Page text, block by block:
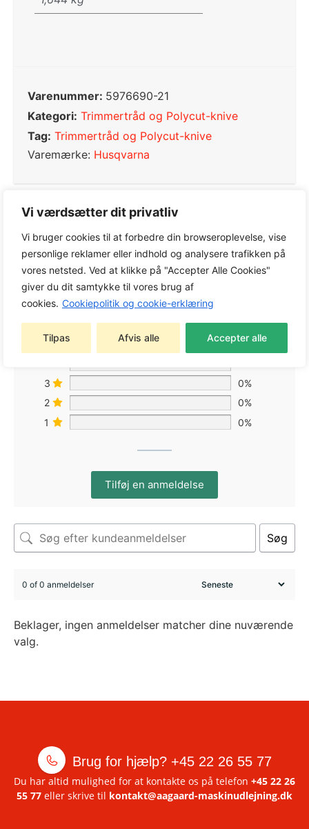
Vi værdsætter dit privatliv
Vi bruger cookies til at forbedre din browseroplevelse, vise
personlige reklamer eller indhold og analysere trafikken på
vores netsted. Ved at klikke på "Accepter Alle Cookies"
giver du dit samtykke til vores brug af
cookies. Cookiepolitik og cookie-erklæring
Tilpas Afvis alle Accepter alle
Varenummer: 5976690-21
Kategori: Trimmertråd og Polycut-knive
Tag: Trimmertråd og Polycut-knive
Varemærke: Husqvarna
0,0
Baseret på 0 anmeldelser
5
0%
3
0%
2
0%
1
0%
Tilføj en anmeldelse
Søg
0 of 0 anmeldelser
Beklager, ingen anmeldelser matcher dine nuværende
valg.
Brug for hjælp? +45 22 26 55 77
Du har altid mulighed for at kontakte os på telefon +45 22 26
55 77 eller skrive til kontakt@aagaard-maskinudlejning.dk